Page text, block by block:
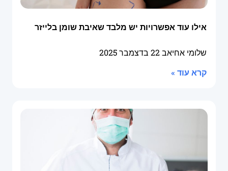
אילו עוד אפשרויות יש מלבד שאיבת שומן בלייזר
שלומי אחיאב22 בדצמבר 2025
קרא עוד »